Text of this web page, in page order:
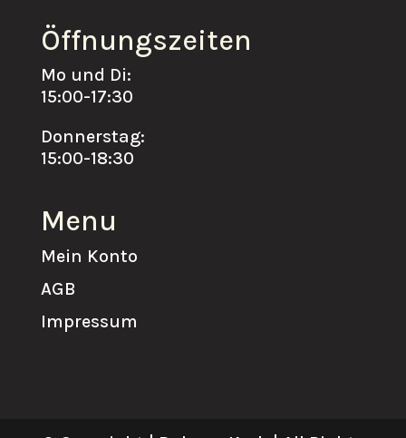
Öffnungszeiten
Mo und Di:
15:00-17:30
Donnerstag:
15:00-18:30
Menu
Mein Konto
AGB
Impressum